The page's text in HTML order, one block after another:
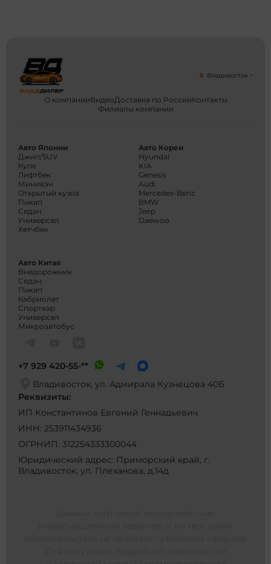
О компанииВидеоДоставка по РоссииКонтакты
Филиалы компании
Владивосток
+7 929 420-55-**
Владивосток, ул. Адмирала Кузнецова 40Б
Реквизиты:
ИП Константинов Евгений Геннадьевич
ИНН: 253911434936
ОГРНИП: 312254333300044
Юридический адрес: Приморский край, г.
Владивосток, ул. Плеханова, д.14д
Авто Японии
Джип/SUV
Купе
Лифтбек
Минивэн
Открытый кузов
Пикап
Седан
Универсал
Хетчбек
Авто Кореи
Hyundai
KIA
Genesis
Audi
Mercedes-Benz
BMW
Jeep
Daewoo
Авто Китая
Внедорожник
Седан
Пикап
Кабриолет
Спорткар
Универсал
Микроавтобус